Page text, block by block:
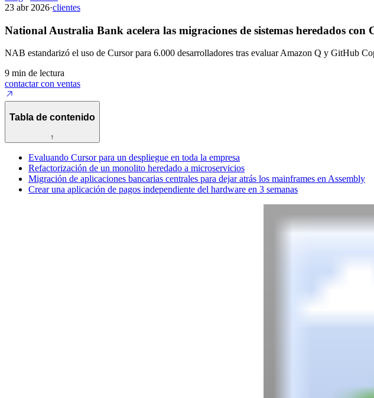
23 abr 2026·clientes
National Australia Bank acelera las migraciones de sistemas heredados con
NAB estandarizó el uso de Cursor para 6.000 desarrolladores tras evaluar Amazon Q y GitHub
9 min de lectura
contactar con ventas
Tabla de contenido
↑
Evaluando Cursor para un despliegue en toda la empresa
Refactorización de un monolito heredado a microservicios
Migración de aplicaciones bancarias centrales para dejar atrás los mainframes en Assembly
Crear una aplicación de pagos independiente del hardware en 3 semanas